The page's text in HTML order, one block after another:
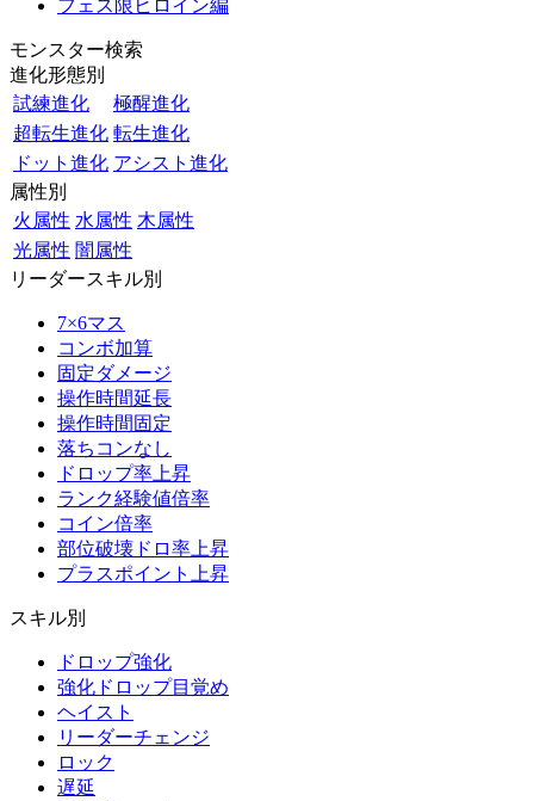
フェス限ヒロイン編
モンスター検索
進化形態別
試練進化
極醒進化
超転生進化 転生進化
ドット進化 アシスト進化
属性別
火属性 水属性 木属性
光属性 闇属性
リーダースキル別
7×6マス
コンボ加算
固定ダメージ
操作時間延長
操作時間固定
落ちコンなし
ドロップ率上昇
ランク経験値倍率
コイン倍率
部位破壊ドロ率上昇
プラスポイント上昇
スキル別
ドロップ強化
強化ドロップ目覚め
ヘイスト
リーダーチェンジ
ロック
遅延